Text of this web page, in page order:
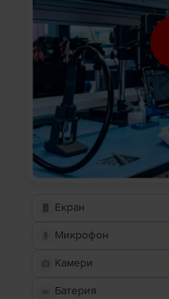
Екран
Микрофон
Камери
Батерия